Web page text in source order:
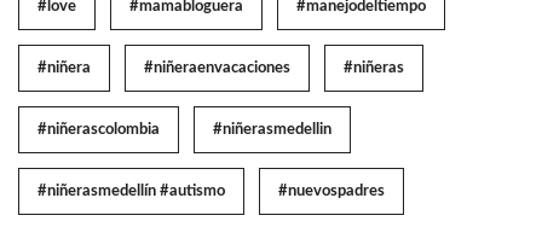
#love #mamabloguera #manejodeltiempo
#niñera #niñeraenvacaciones #niñeras
#niñerascolombia #niñerasmedellin
#niñerasmedellín #autismo #nuevospadres